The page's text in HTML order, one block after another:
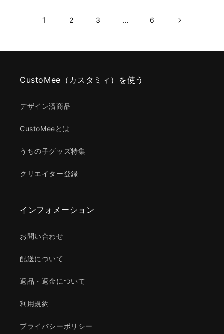
1 2 3 … 6
CustoMee（カスタミィ）を使う
デザイン済商品
CustoMeeとは
うちの子グッズ特集
クリエイター登録
インフォメーション
お問い合わせ
配送について
返品・返金について
利用規約
プライバシーポリシー